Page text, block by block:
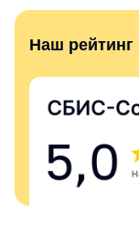
Наш рейтинг